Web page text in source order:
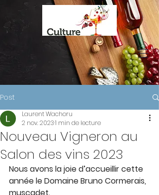
Post
Nouveau Vigneron au
Salon des vins 2023
Laurent Wachoru
2 nov. 20231 min de lecture
Nous avons la joie d’accueillir cette
année le Domaine Bruno Cormerais,